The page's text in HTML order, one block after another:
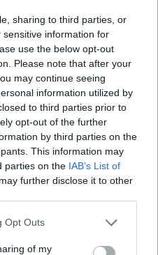
sharing to third parties, or
information for
use the below opt-out
Please note that after your
may continue seeing
information utilized by
to third parties prior to
opt-out of the further
by third parties on the
This information may
parties on the IAB’s List of
further disclose it to other
Opt Outs
of my
2024-02-15 07:12